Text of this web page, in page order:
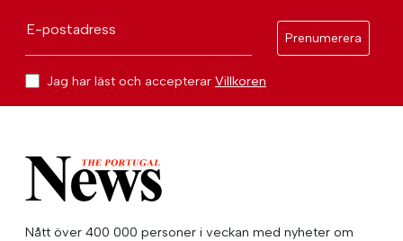
E-postadress
Prenumerera
Jag har läst och accepterar Villkoren
Nått över 400 000 personer i veckan med nyheter om